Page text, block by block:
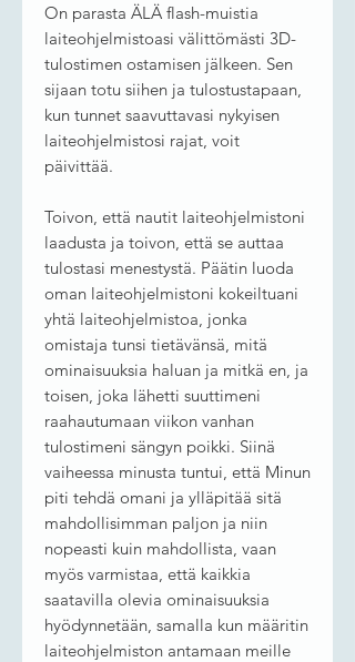
On parasta ÄLÄ flash-muistia
laiteohjelmistoasi välittömästi 3D-
tulostimen ostamisen jälkeen. Sen
sijaan totu siihen ja tulostustapaan,
kun tunnet saavuttavasi nykyisen
laiteohjelmistosi rajat, voit
päivittää.
Toivon, että nautit laiteohjelmistoni
laadusta ja toivon, että se auttaa
tulostasi menestystä. Päätin luoda
oman laiteohjelmistoni kokeiltuani
yhtä laiteohjelmistoa, jonka
omistaja tunsi tietävänsä, mitä
ominaisuuksia haluan ja mitkä en, ja
toisen, joka lähetti suuttimeni
raahautumaan viikon vanhan
tulostimeni sängyn poikki. Siinä
vaiheessa minusta tuntui, että Minun
piti tehdä omani ja ylläpitää sitä
mahdollisimman paljon ja niin
nopeasti kuin mahdollista, vaan
myös varmistaa, että kaikkia
saatavilla olevia ominaisuuksia
hyödynnetään, samalla kun määritin
laiteohjelmiston antamaan meille